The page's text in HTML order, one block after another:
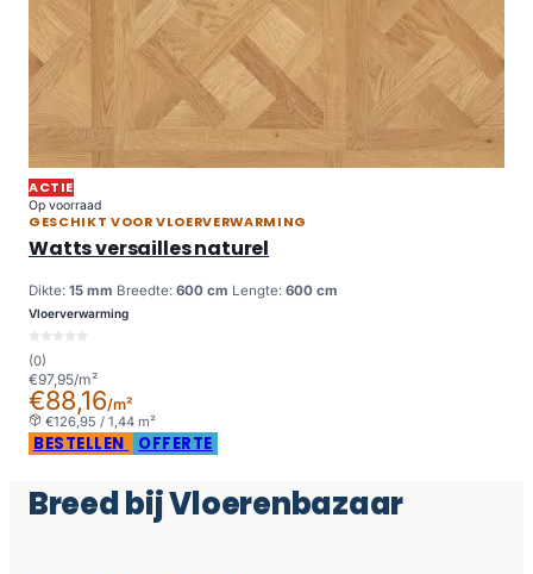
ACTIE
Op voorraad
GESCHIKT VOOR VLOERVERWARMING
Watts versailles naturel
Dikte: 15 mm Breedte: 600 cm Lengte: 600 cm
Vloerverwarming
(0)
€97,95/m²
€88,16/m²
€126,95 / 1,44 m²
BESTELLEN OFFERTE
Breed bij Vloerenbazaar